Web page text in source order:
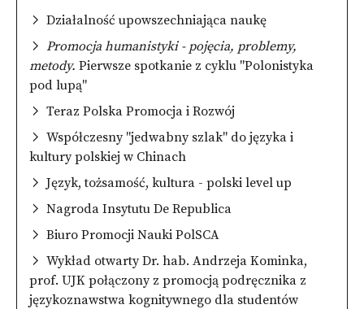
Działalność upowszechniająca naukę
Promocja humanistyki - pojęcia, problemy,
metody. Pierwsze spotkanie z cyklu "Polonistyka
pod lupą"
Teraz Polska Promocja i Rozwój
Współczesny "jedwabny szlak" do języka i
kultury polskiej w Chinach
Język, tożsamość, kultura - polski level up
Nagroda Insytutu De Republica
Biuro Promocji Nauki PolSCA
Wykład otwarty Dr. hab. Andrzeja Kominka,
prof. UJK połączony z promocją podręcznika z
językoznawstwa kognitywnego dla studentów